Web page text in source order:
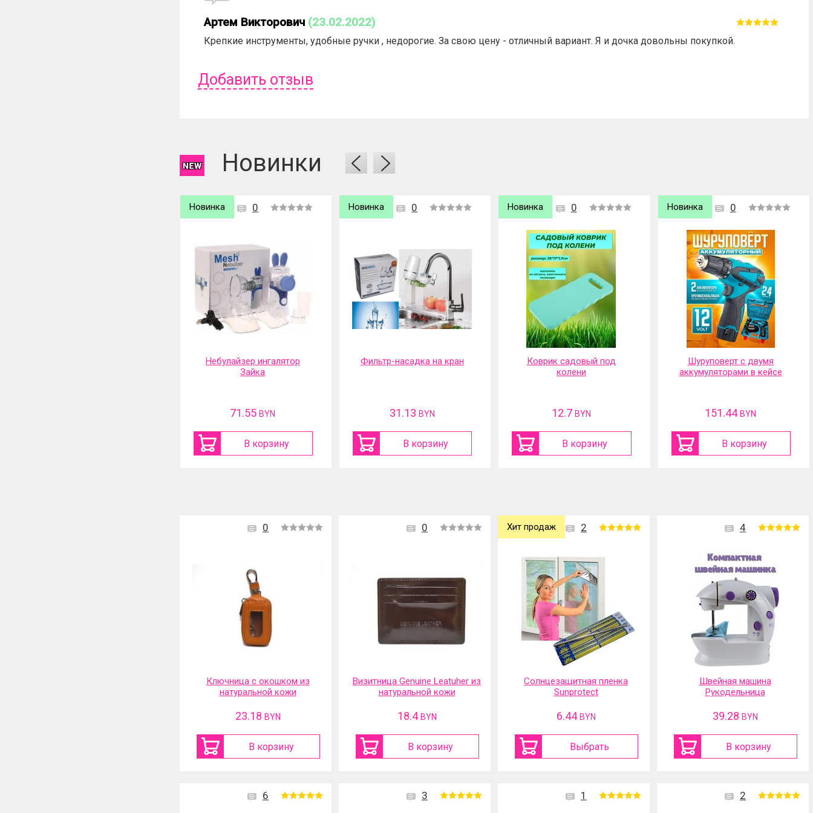
Артем Викторович (23.02.2022)
Крепкие инструменты, удобные ручки , недорогие. За свою цену - отличный вариант. Я и дочка довольны покупкой.
Добавить отзыв
Новинки
0
Новинка
Небулайзер ингалятор
Зайка
71.55BYN
В корзину
0
Новинка
Фильтр-насадка на кран
31.13 BYN
В корзину
0
Новинка
Коврик садовый под
колени
12.7 BYN
В корзину
0
Новинка
Шуруповерт с двумя
аккумуляторами в кейсе
151.44BYN
В корзину
0
Ключница с окошком из
натуральной кожи
23.18 BYN
В корзину
0
Визитница Genuine Leatuher из
натуральной кожи
18.4 BYN
В корзину
2
Хит продаж
Солнцезащитная пленка
Sunprotect
6.44 BYN
Выбрать
4
Швейная машина
Рукодельница
39.28 BYN
В корзину
6 3 1 2